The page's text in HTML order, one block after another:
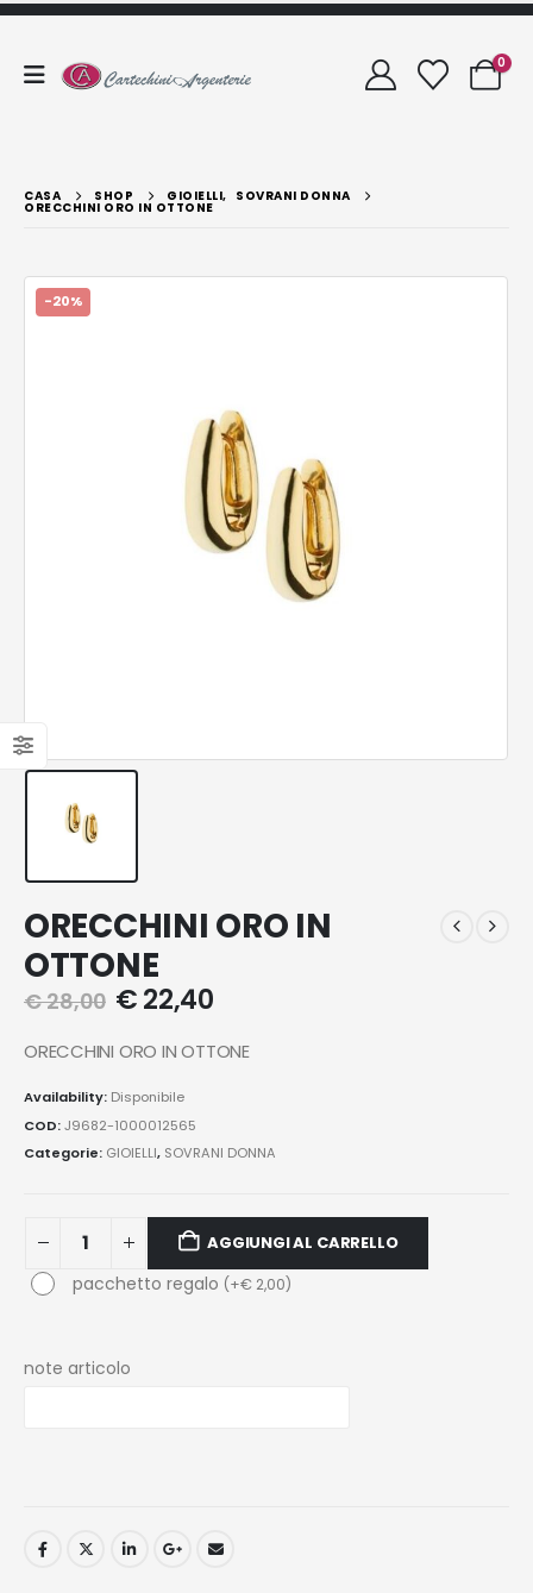
0
CASA SHOP GIOIELLI, SOVRANI DONNA
ORECCHINI ORO IN OTTONE
-20%
ORECCHINI ORO IN
OTTONE
€28,00 €22,40
ORECCHINI ORO IN OTTONE
Availability: Disponibile
COD:J9682-1000012565
Categorie: GIOIELLI, SOVRANI DONNA
AGGIUNGI AL CARRELLO
pacchetto regalo (+€2,00)
note articolo